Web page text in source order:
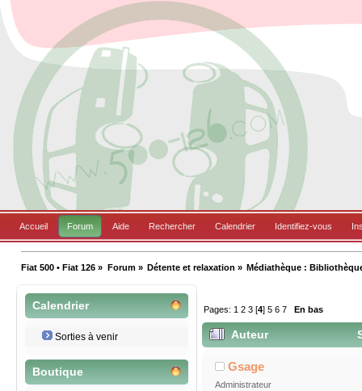
Accueil Forum Aide Rechercher Calendrier Identifiez-vous
Fiat 500 • Fiat 126 » Forum» Détente et relaxation » Médiathèque :
Calendrier
Sorties à venir
Boutique
Pages: 1 2 3 [4]5 6 7 En bas
Auteur
Gsage
Administrateur